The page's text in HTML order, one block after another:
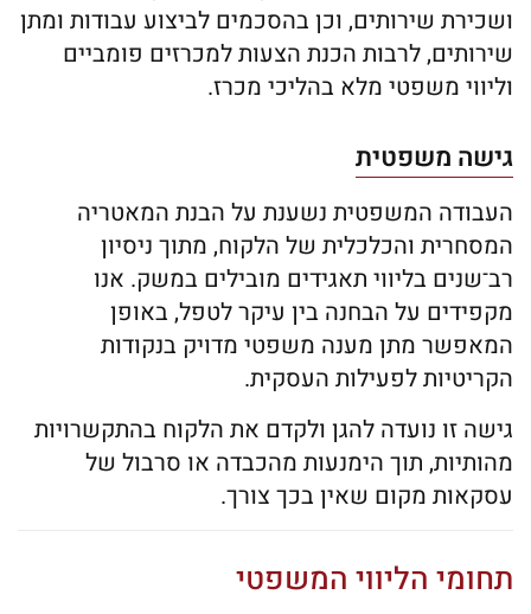
ושכירת שירותים, וכן בהסכמים לביצוע עבודות ומתן
שירותים, לרבות הכנת הצעות למכרזים פומביים
וליווי משפטי מלא בהליכי מכרז.
גישה משפטית
העבודה המשפטית נשענת על הבנת המאטריה
המסחרית והכלכלית של הלקוח, מתוך ניסיון
רב־שנים בליווי תאגידים מובילים במשק. אנו
מקפידים על הבחנה בין עיקר לטפל, באופן
המאפשר מתן מענה משפטי מדויק בנקודות
הקריטיות לפעילות העסקית.
גישה זו נועדה להגן ולקדם את הלקוח בהתקשרויות
מהותיות, תוך הימנעות מהכבדה או סרבול של
עסקאות מקום שאין בכך צורך.
תחומי הליווי המשפטי